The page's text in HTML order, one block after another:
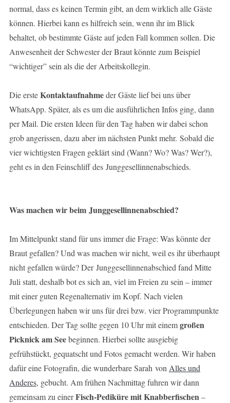
normal, dass es keinen Termin gibt, an dem wirklich alle Gäste
können. Hierbei kann es hilfreich sein, wenn ihr im Blick
behaltet, ob bestimmte Gäste auf jeden Fall kommen sollen. Die
Anwesenheit der Schwester der Braut könnte zum Beispiel
“wichtiger” sein als die der Arbeitskollegin.
Die ersteKontaktaufnahmeder Gäste lief bei uns über
WhatsApp. Später, als es um die ausführlichen Infos ging, dann
per Mail. Die ersten Ideen für den Tag haben wir dabei schon
grob angerissen, dazu aber im nächsten Punkt mehr. Sobald die
vier wichtigsten Fragen geklärt sind (Wann? Wo? Was? Wer?),
geht es in den Feinschliff des Junggesellinnenabschieds.
Was machen wir beim Junggesellinnenabschied?
Im Mittelpunkt stand für uns immer die Frage: Was könnte der
Braut gefallen? Und was machen wir nicht, weil es ihr überhaupt
nicht gefallen würde? Der Junggesellinnenabschied fand Mitte
Juli statt, deshalb bot es sich an, viel im Freien zu sein – immer
mit einer guten Regenalternativ im Kopf. Nach vielen
Überlegungen haben wir uns für drei bzw. vier Programmpunkte
entschieden. Der Tag sollte gegen 10 Uhr mit einemgroßen
Picknick am Seebeginnen. Hierbei sollte ausgiebig
gefrühstückt, gequatscht und Fotos gemacht werden. Wir haben
dafür eine Fotografin, die wunderbare Sarah von Alles und
Anderes, gebucht. Am frühen Nachmittag fuhren wir dann
gemeinsam zu einerFisch-Pediküre mit Knabberfischen–